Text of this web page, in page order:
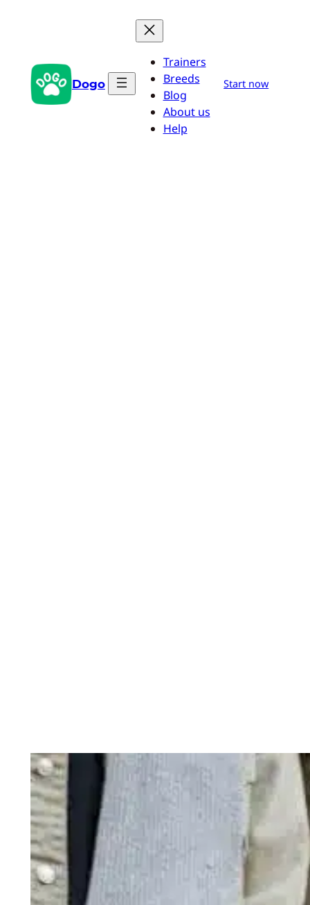
Dogo
Trainers
Breeds
Blog
About us
Help
Start now